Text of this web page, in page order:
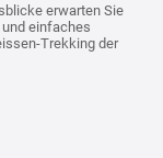
erwarten Sie
einfaches
Trekking der